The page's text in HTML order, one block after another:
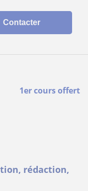
Contacter
1er cours offert
rédaction,